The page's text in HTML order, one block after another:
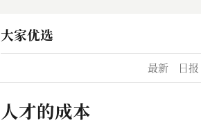
大家优选
最新 日报
人才的成本